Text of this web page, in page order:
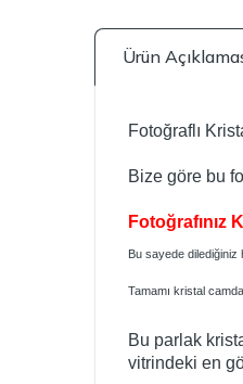
Ürün
Fotoğraflı
Bize göre bu
Fotoğrafınız
Bu sayede dilediğiniz
Tamamı kristal
Bu parlak
vitrindeki en